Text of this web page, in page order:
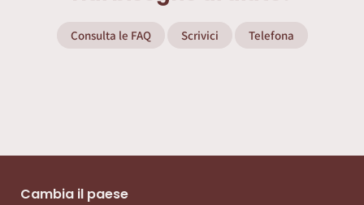
Consulta le FAQ Scrivici Telefona
Cambia il paese